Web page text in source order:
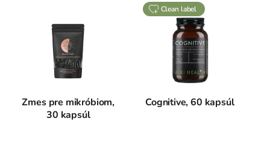
Zmes pre mikróbiom,
30 kapsúl
clean label
Cognitive, 60 kapsúl